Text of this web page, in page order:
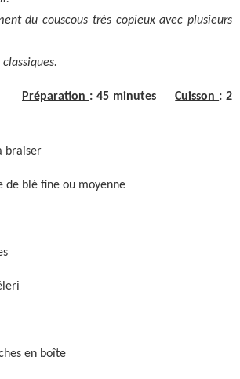
du couscous très copieux avec plusieurs
Préparation : 45 minutes Cuisson : 2
braiser
de blé fine ou moyenne
en boîte